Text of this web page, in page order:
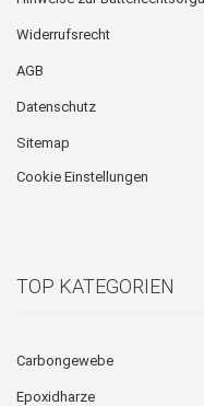
Widerrufsrecht
AGB
Datenschutz
Sitemap
Cookie Einstellungen
TOP KATEGORIEN
Carbongewebe
Epoxidharze